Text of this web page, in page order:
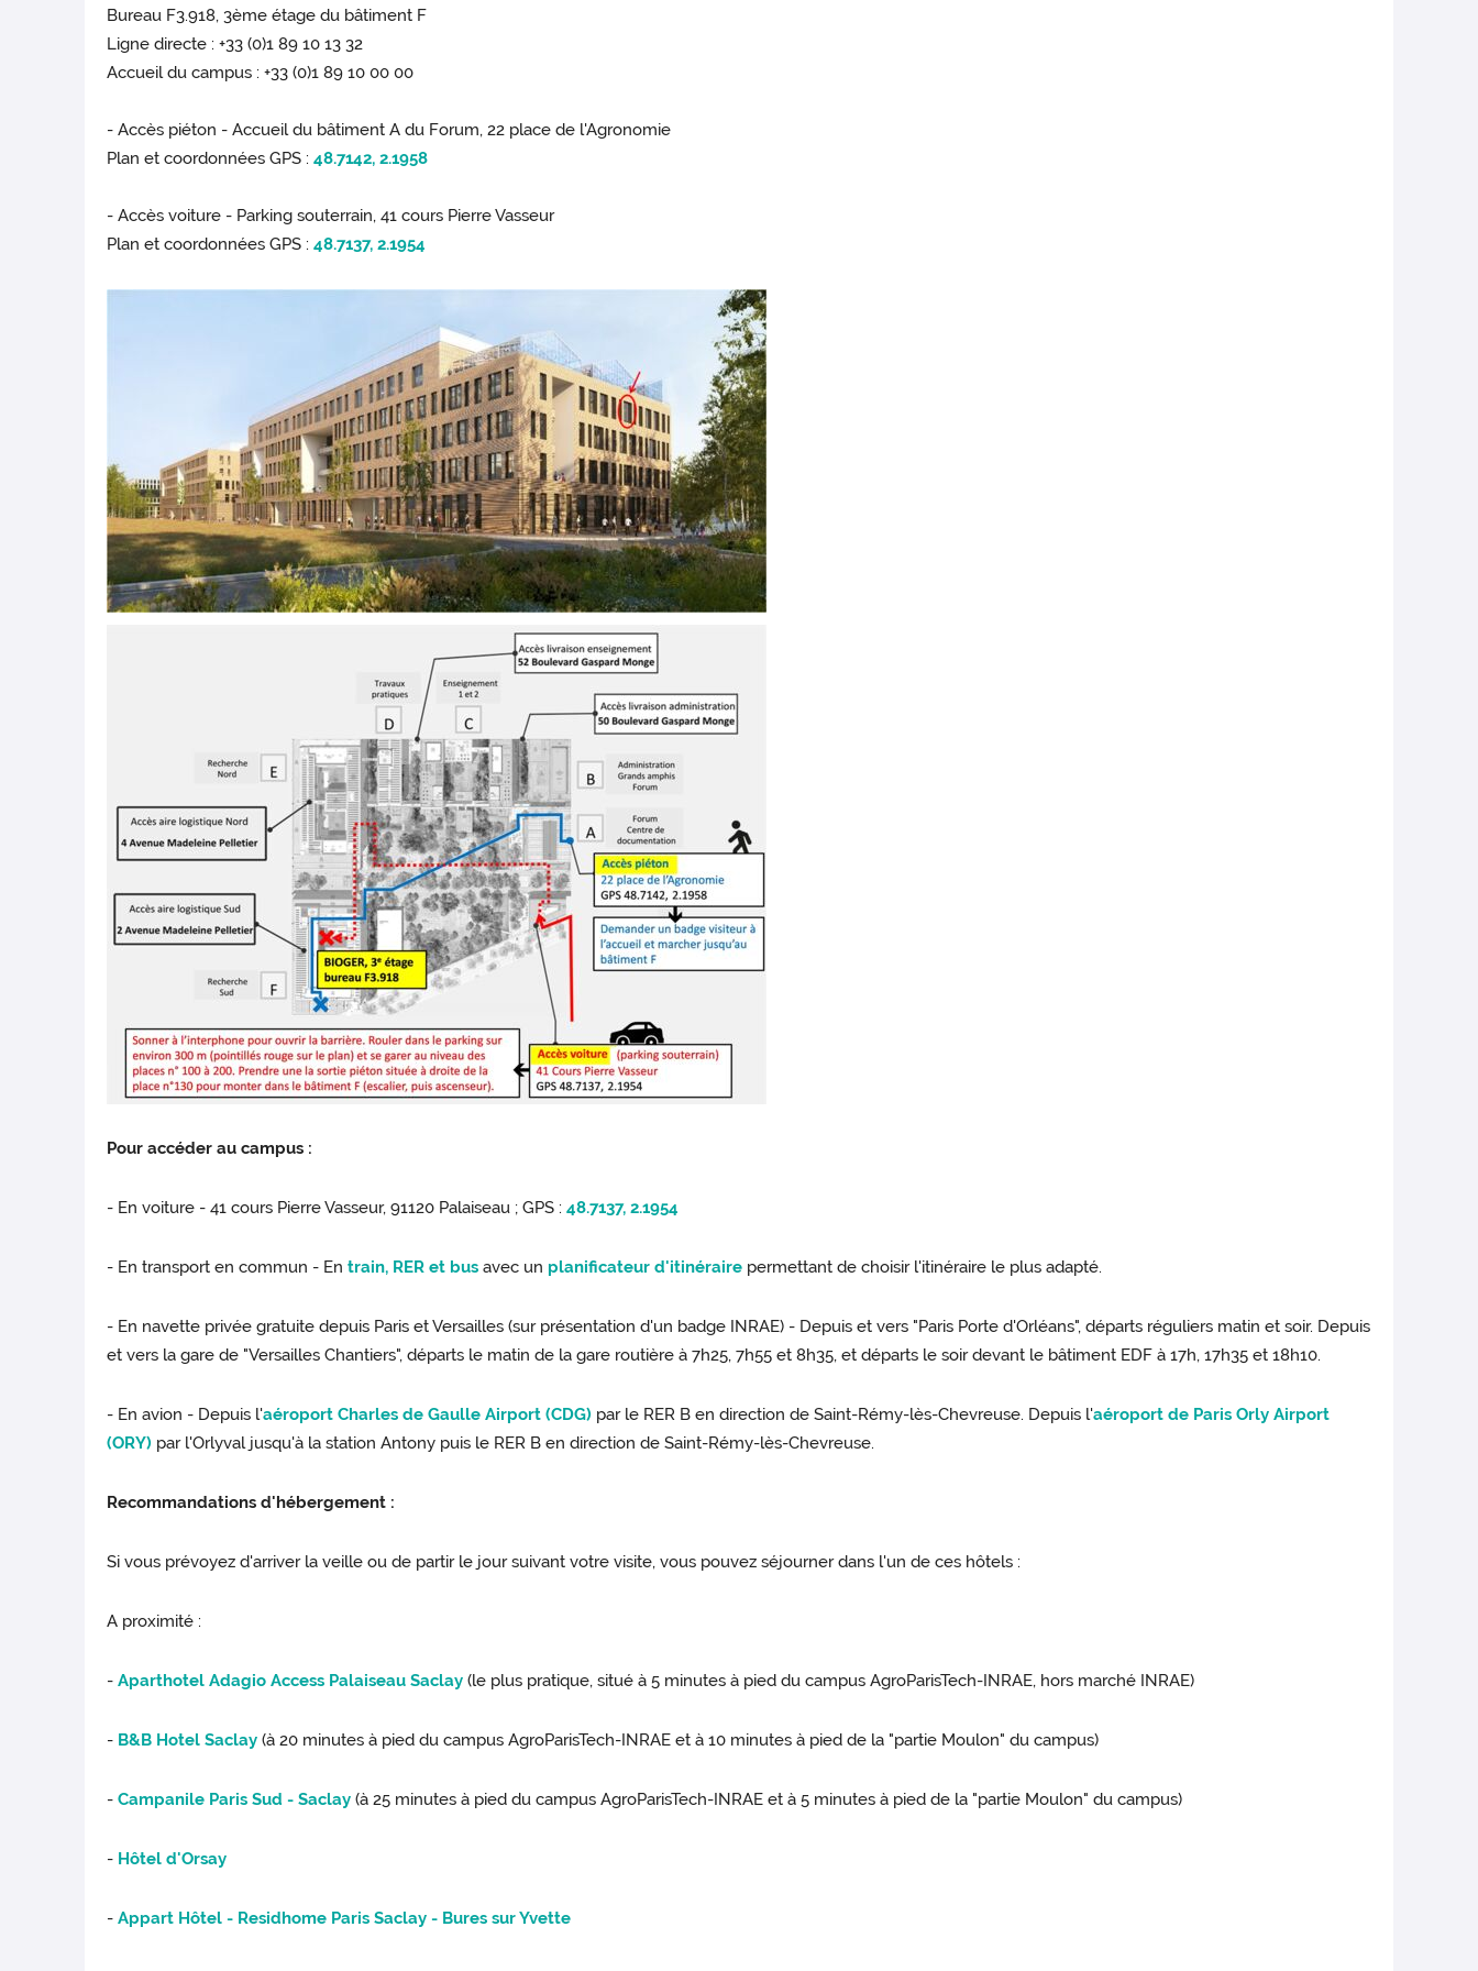
Bureau F3.918, 3ème étage du bâtiment F
Ligne directe : +33 (0)1 89 10 13 32
Accueil du campus : +33 (0)1 89 10 00 00
- Accès piéton - Accueil du bâtiment A du Forum, 22 place de l'Agronomie
Plan et coordonnées GPS :48.7142, 2.1958
- Accès voiture - Parking souterrain, 41 cours Pierre Vasseur
Plan et coordonnées GPS :48.7137, 2.1954
Pour accéder au campus :
- En voiture - 41 cours Pierre Vasseur, 91120 Palaiseau ; GPS :48.7137, 2.1954
- En transport en commun - Entrain, RER et bus avec un planificateur d'itinéraire permettant de choisir l'itinéraire le plus adapté.
- En navette privée gratuite depuis Paris et Versailles (sur présentation d'un badge INRAE) - Depuis et vers "Paris Porte d'Orléans", départs réguliers matin et soir. Depuis
et vers la gare de "Versailles Chantiers", départs le matin de la gare routière à 7h25, 7h55 et 8h35, et départs le soir devant le bâtiment EDF à 17h, 17h35 et 18h10.
- En avion - Depuis l'aéroport Charles de Gaulle Airport (CDG) par le RER B en direction de Saint-Rémy-lès-Chevreuse. Depuis l'aéroport de Paris Orly Airport
(ORY) par l'Orlyval jusqu'à la station Antony puis le RER B en direction de Saint-Rémy-lès-Chevreuse.
Recommandations d'hébergement :
Si vous prévoyez d'arriver la veille ou de partir le jour suivant votre visite, vous pouvez séjourner dans l'un de ces hôtels :
A proximité :
-Aparthotel Adagio Access Palaiseau Saclay (le plus pratique, situé à 5 minutes à pied du campus AgroParisTech-INRAE, hors marché INRAE)
- B&B Hotel Saclay (à 20 minutes à pied du campus AgroParisTech-INRAE et à 10 minutes à pied de la "partie Moulon" du campus)
-Campanile Paris Sud - Saclay (à 25 minutes à pied du campus AgroParisTech-INRAE et à 5 minutes à pied de la "partie Moulon" du campus)
- Hôtel d'Orsay
-Appart Hôtel - Residhome Paris Saclay - Bures sur Yvette